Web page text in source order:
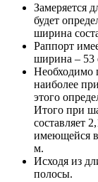
Замеряется
будет
ширина
Раппорт
ширина – 53
Необходимо
наиболее
этого
Итого при
составляет
имеющейся
м.
Исходя из
полосы.